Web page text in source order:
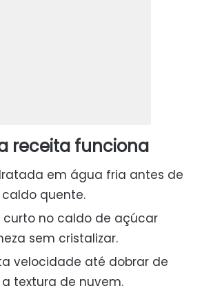
receita funciona
em água fria antes de
quente.
curto no caldo de açúcar
sem cristalizar.
velocidade até dobrar de
textura de nuvem.